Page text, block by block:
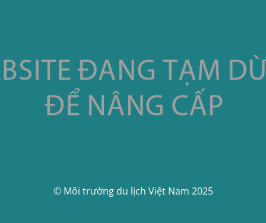
© Môi trường du lịch Việt Nam 2025